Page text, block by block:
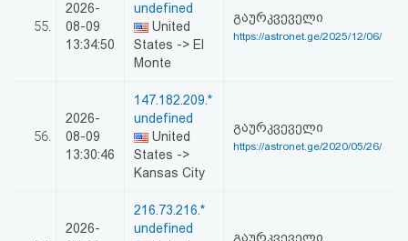
55.
2026-
08-09
13:34:50
undefined
United
States -> El
Monte
გაურკვეველი
https://astronet.ge/2025/12/06/
56.
2026-
08-09
13:30:46
147.182.209.*
undefined
United
States ->
Kansas City
გაურკვეველი
https://astronet.ge/2020/05/26/
2026-
216.73.216.*
undefined
გაურკვეველი